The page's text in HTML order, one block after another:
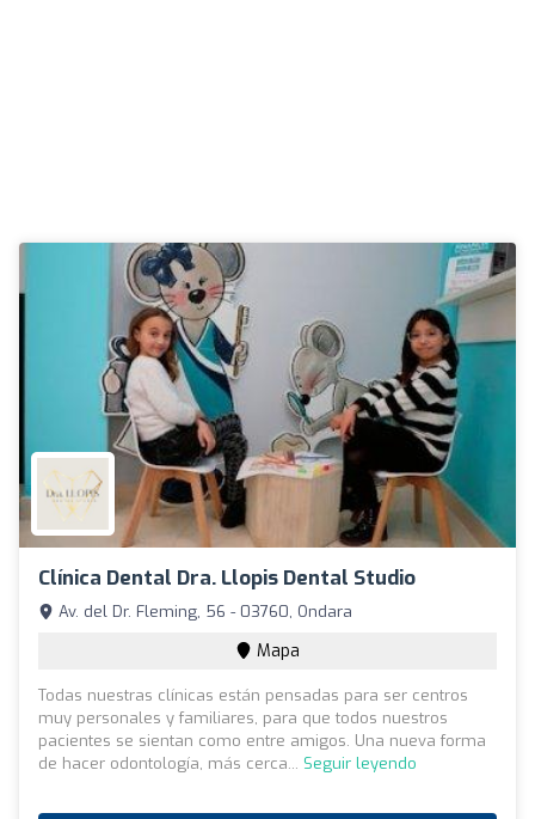
Clínica Dental Dra. Llopis Dental Studio
Av. del Dr. Fleming, 56 - 03760, Ondara
Mapa
Todas nuestras clínicas están pensadas para ser centros
muy personales y familiares, para que todos nuestros
pacientes se sientan como entre amigos. Una nueva forma
de hacer odontología, más cerca... Seguir leyendo